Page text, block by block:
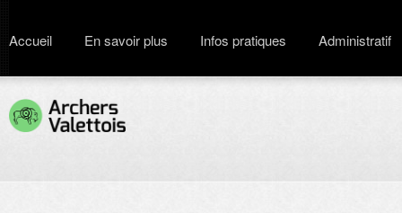
Accueil En savoir plus Infos pratiques Administratif